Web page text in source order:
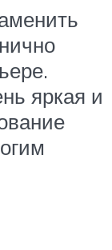
яркая и